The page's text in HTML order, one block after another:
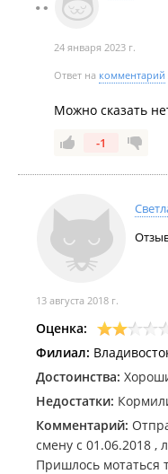
24 января 2023 г.
Ответ на комментарий
Можно сказать
-1
13 августа 2018 г.
Оценка:
Филиал:
Достоинства:
Недостатки:
Комментарий:
смену с 01.06.2018 ,
Пришлось мотаться